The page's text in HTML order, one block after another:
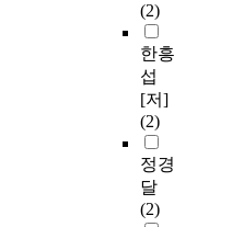
(2)
한흥
섭
[저]
(2)
정경
달
(2)